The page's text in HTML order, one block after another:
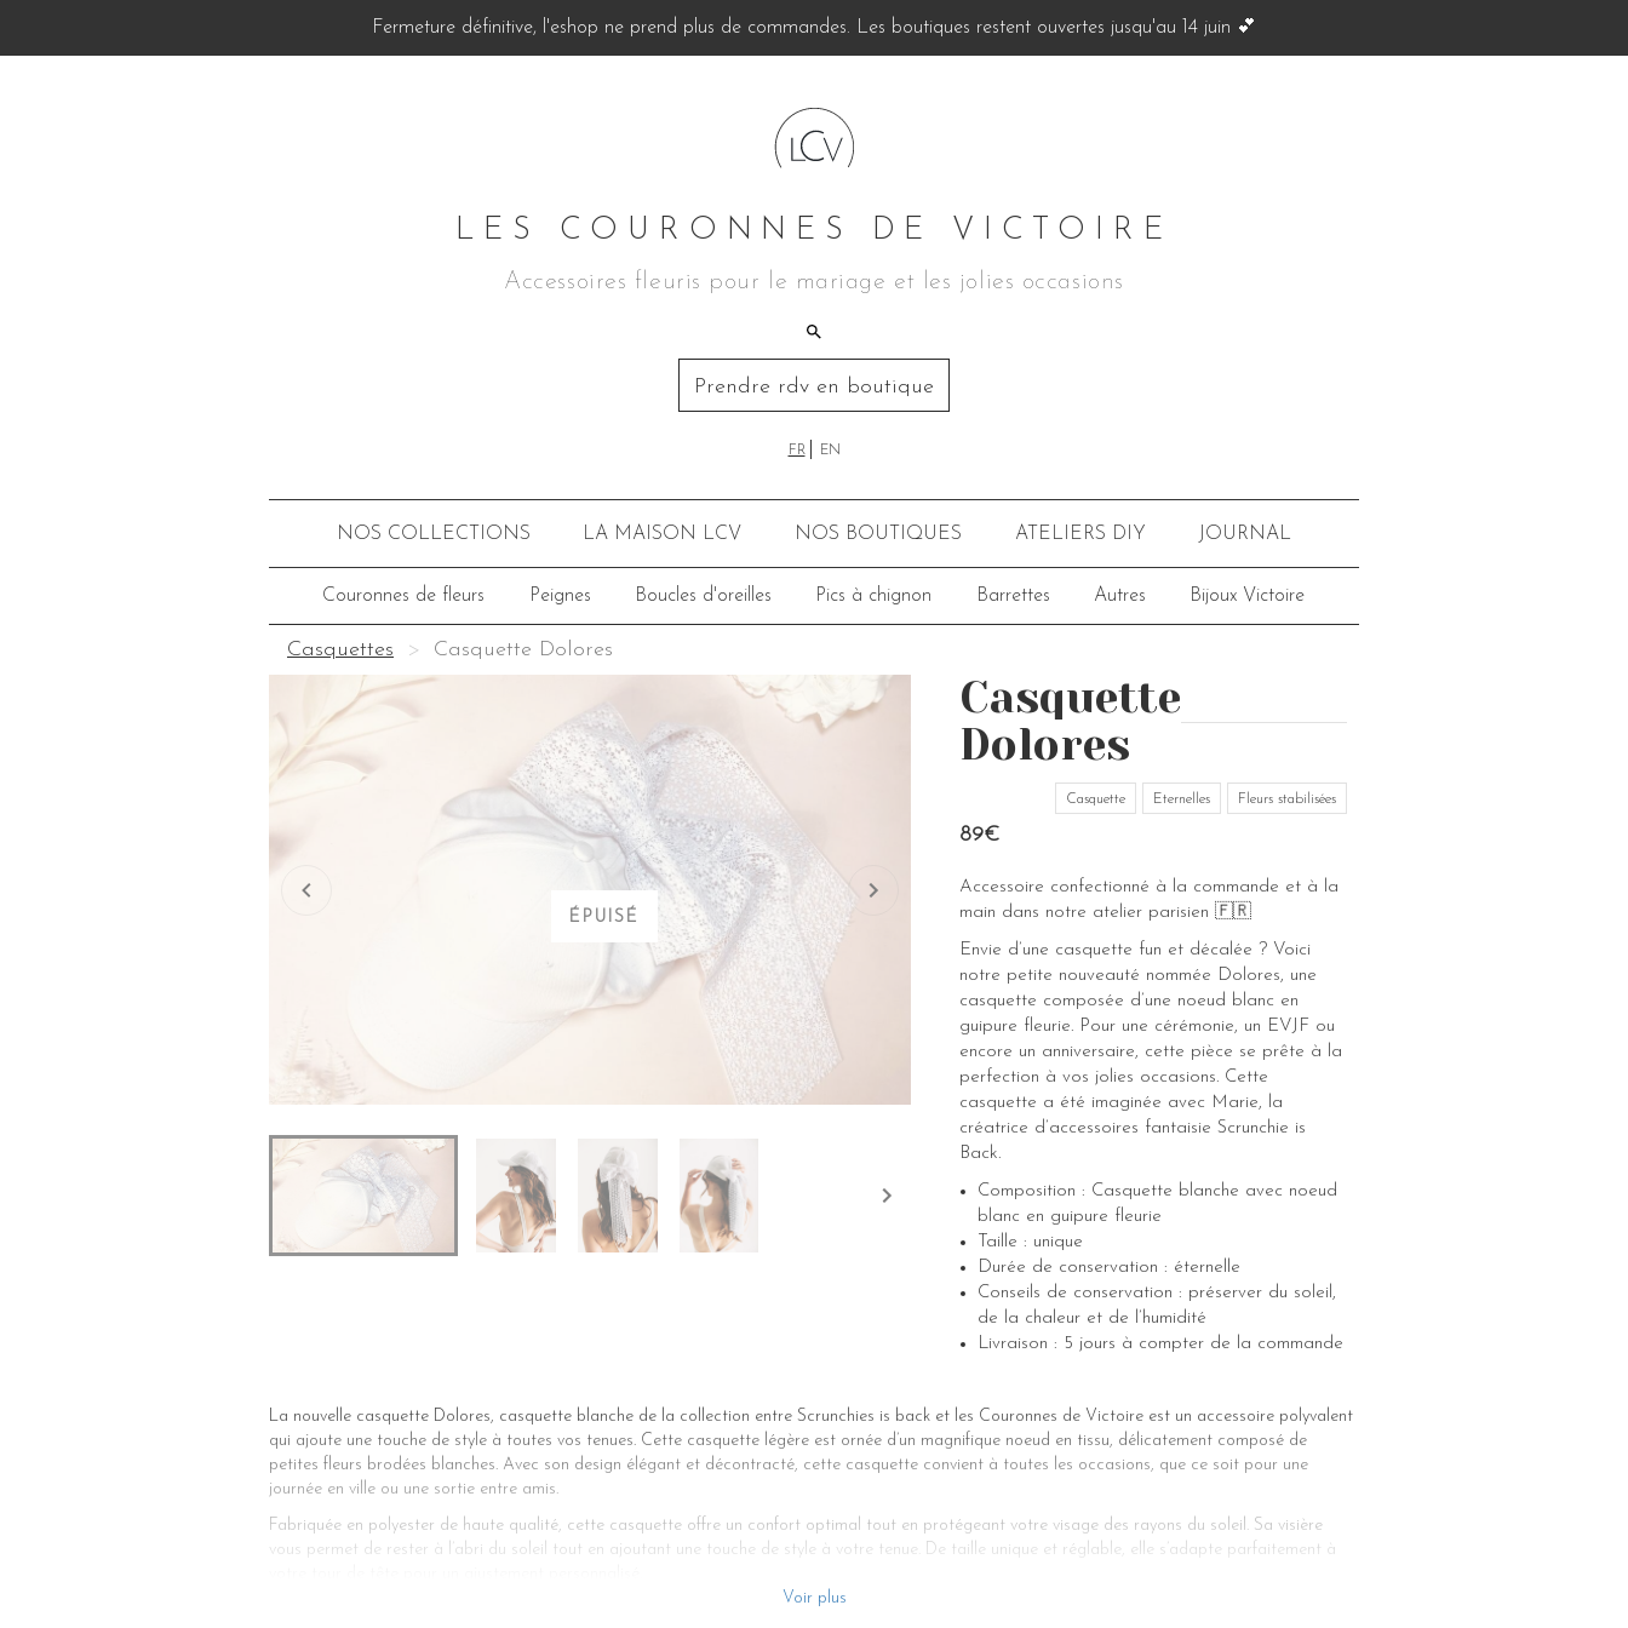
Fermeture définitive, l'eshop ne prend plus de commandes. Les boutiques restent ouvertes jusqu'au 14 juin 💕
LES COURONNES DE VICTOIRE
Accessoires fleuris pour le mariage et les jolies occasions
Prendre rdv en boutique
FR EN
NOS COLLECTIONS LA MAISON LCV NOS BOUTIQUES ATELIERS DIY JOURNAL
Couronnes de fleurs Peignes Boucles d'oreilles Pics à chignon Barrettes Autres Bijoux Victoire
Casquettes Casquette Dolores
ÉPUISÉ
Casquette
Dolores
Casquette Eternelles Fleurs stabilisées
89€
Accessoire confectionné à la commande et à la
main dans notre atelier parisien 🇫🇷
Envie d’une casquette fun et décalée ? Voici
notre petite nouveauté nommée Dolores, une
casquette composée d’une noeud blanc en
guipure fleurie. Pour une cérémonie, un EVJF ou
encore un anniversaire, cette pièce se prête à la
perfection à vos jolies occasions. Cette
casquette a été imaginée avec Marie, la
créatrice d’accessoires fantaisie Scrunchie is
Back.
Composition : Casquette blanche avec noeud
blanc en guipure fleurie
Taille : unique
Durée de conservation : éternelle
Conseils de conservation : préserver du soleil,
de la chaleur et de l’humidité
Livraison : 5 jours à compter de la commande
La nouvelle casquette Dolores, casquette blanche de la collection entre Scrunchies is back et les Couronnes de Victoire est un accessoire polyvalent
qui ajoute une touche de style à toutes vos tenues. Cette casquette légère est ornée d’un magnifique noeud en tissu, délicatement composé de
petites fleurs brodées blanches. Avec son design élégant et décontracté, cette casquette convient à toutes les occasions, que ce soit pour une
journée en ville ou une sortie entre amis.
Fabriquée en polyester de haute qualité, cette casquette offre un confort optimal tout en protégeant votre visage des rayons du soleil. Sa visière
vous permet de rester à l’abri du soleil tout en ajoutant une touche de style à votre tenue. De taille unique et réglable, elle s’adapte parfaitement à
Que vous soyez adepte du streetwear, du style décontracté ou de l’élégance classique, cette casquette est un accessoire polyvalent qui complétera
Voir plus